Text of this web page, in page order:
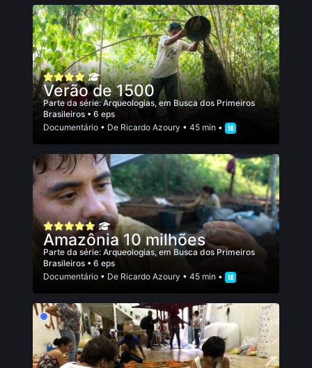
Verão de 1500
Parte da série:Arqueologias, em Busca dos Primeiros
Brasileiros • 6 eps
Documentário • De Ricardo Azoury • 45 min •
Amazônia 10 milhões
Parte da série: Arqueologias, em Busca dos Primeiros
Brasileiros • 6 eps
Documentário • De Ricardo Azoury • 45 min •